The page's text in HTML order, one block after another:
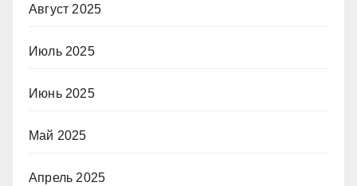
Август 2025
Июль 2025
Июнь 2025
Май 2025
Апрель 2025